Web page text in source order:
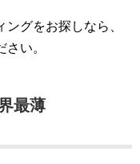
グをお探しなら、
い。
最薄